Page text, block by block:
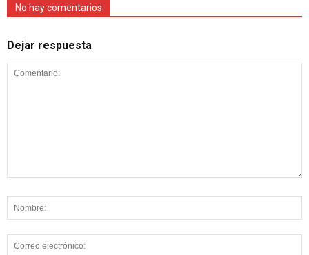
No hay comentarios
Dejar respuesta